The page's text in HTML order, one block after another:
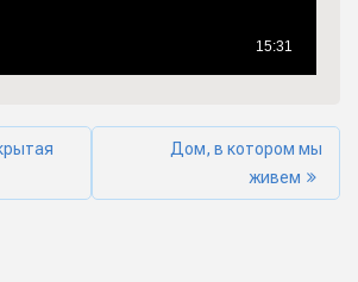
Дом, в котором мы
живем